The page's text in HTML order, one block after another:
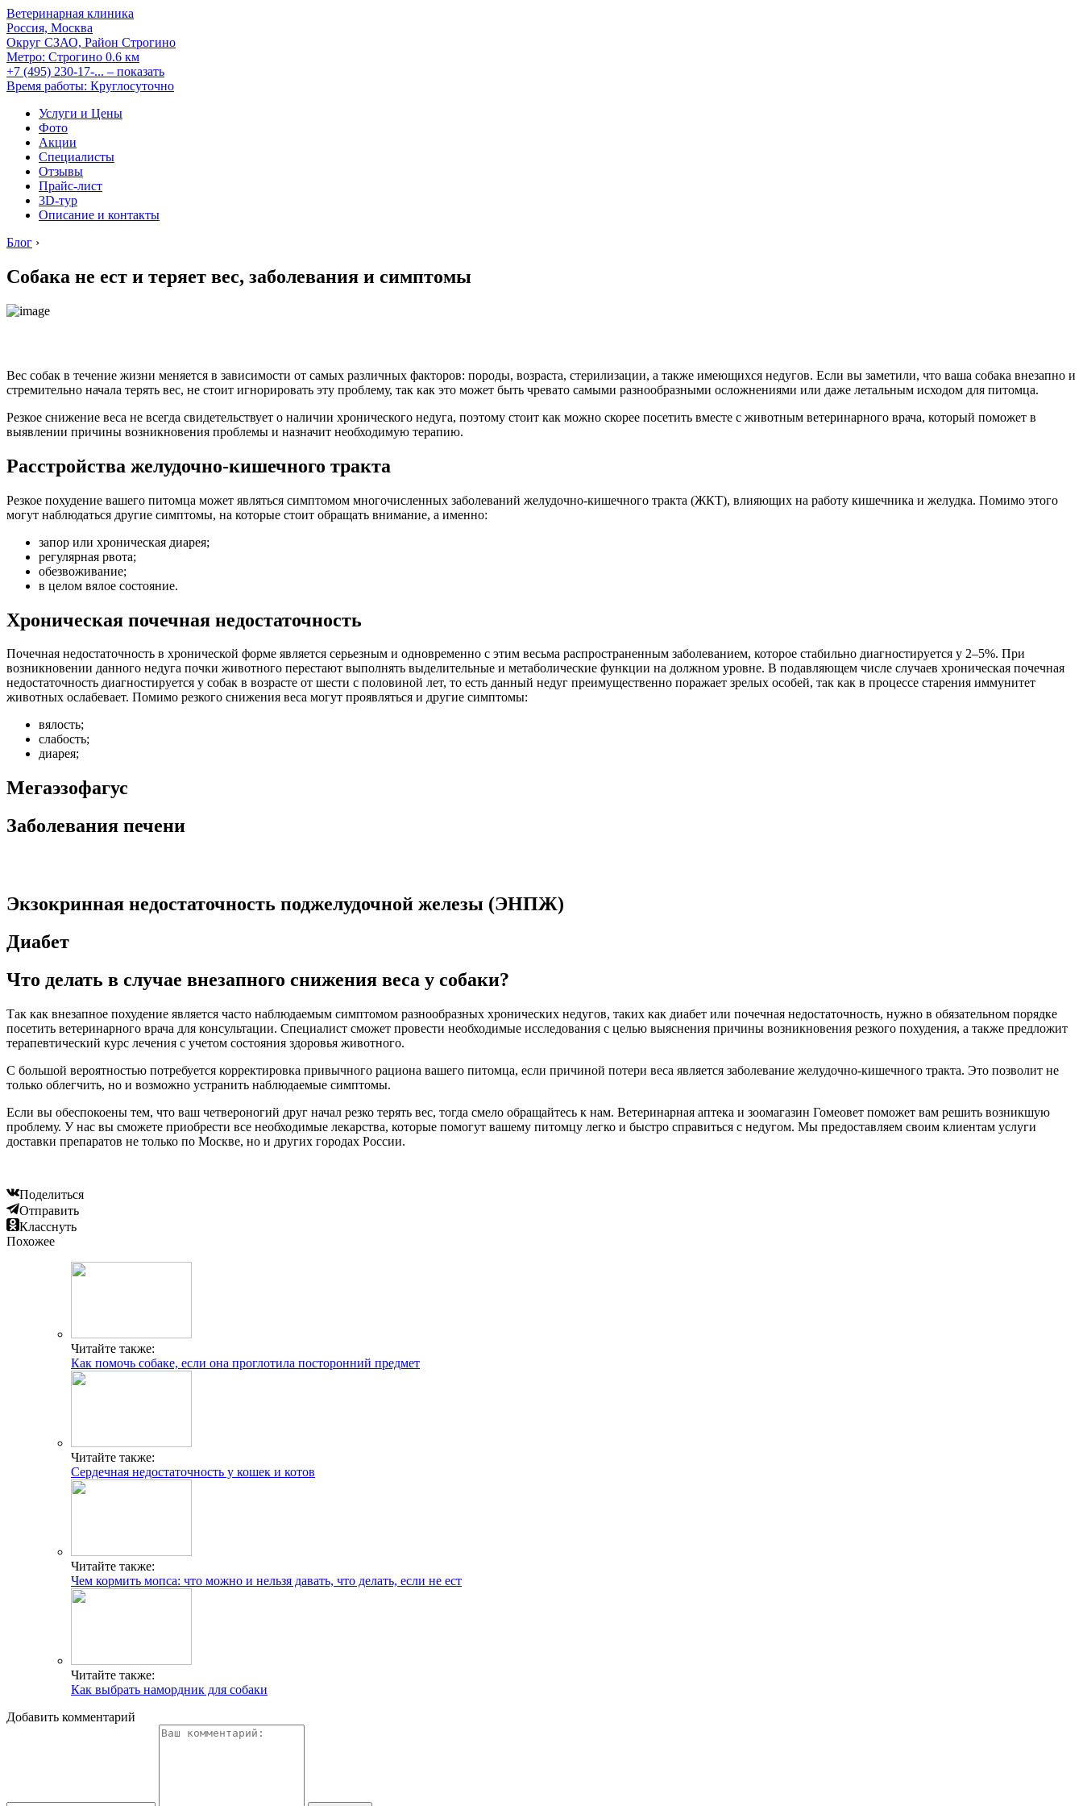
Ветеринарная клиника
Россия, Москва
Округ СЗАО, Район Строгино
Метро: Строгино 0.6 км
+7 (495) 230-17-... – показать
Время работы: Круглосуточно
Услуги и Цены
Фото
Акции
Специалисты
Отзывы
Прайс-лист
3D-тур
Описание и контакты
Блог ›
Собака не ест и теряет вес, заболевания и симптомы
Вес собак в течение жизни меняется в зависимости от самых различных факторов: породы, возраста, стерилизации, а также имеющихся недугов. Если вы заметили, что ваша собака внезапно и
стремительно начала терять вес, не стоит игнорировать эту проблему, так как это может быть чревато самыми разнообразными осложнениями или даже летальным исходом для питомца.
Резкое снижение веса не всегда свидетельствует о наличии хронического недуга, поэтому стоит как можно скорее посетить вместе с животным ветеринарного врача, который поможет в
выявлении причины возникновения проблемы и назначит необходимую терапию.
Расстройства желудочно-кишечного тракта
Резкое похудение вашего питомца может являться симптомом многочисленных заболеваний желудочно-кишечного тракта (ЖКТ), влияющих на работу кишечника и желудка. Помимо этого
могут наблюдаться другие симптомы, на которые стоит обращать внимание, а именно:
запор или хроническая диарея;
регулярная рвота;
обезвоживание;
в целом вялое состояние.
Хроническая почечная недостаточность
Почечная недостаточность в хронической форме является серьезным и одновременно с этим весьма распространенным заболеванием, которое стабильно диагностируется у 2–5%. При
возникновении данного недуга почки животного перестают выполнять выделительные и метаболические функции на должном уровне. В подавляющем числе случаев хроническая почечная
недостаточность диагностируется у собак в возрасте от шести с половиной лет, то есть данный недуг преимущественно поражает зрелых особей, так как в процессе старения иммунитет
животных ослабевает. Помимо резкого снижения веса могут проявляться и другие симптомы:
вялость;
слабость;
диарея;
Мегаэзофагус
Заболевания печени
Экзокринная недостаточность поджелудочной железы (ЭНПЖ)
Диабет
Что делать в случае внезапного снижения веса у собаки?
Так как внезапное похудение является часто наблюдаемым симптомом разнообразных хронических недугов, таких как диабет или почечная недостаточность, нужно в обязательном порядке
посетить ветеринарного врача для консультации. Специалист сможет провести необходимые исследования с целью выяснения причины возникновения резкого похудения, а также предложит
терапевтический курс лечения с учетом состояния здоровья животного.
С большой вероятностью потребуется корректировка привычного рациона вашего питомца, если причиной потери веса является заболевание желудочно-кишечного тракта. Это позволит не
только облегчить, но и возможно устранить наблюдаемые симптомы.
Если вы обеспокоены тем, что ваш четвероногий друг начал резко терять вес, тогда смело обращайтесь к нам. Ветеринарная аптека и зоомагазин Гомеовет поможет вам решить возникшую
проблему. У нас вы сможете приобрести все необходимые лекарства, которые помогут вашему питомцу легко и быстро справиться с недугом. Мы предоставляем своим клиентам услуги
доставки препаратов не только по Москве, но и других городах России.
Поделиться
Отправить
Класснуть
Похожее
Читайте также:
Как помочь собаке, если она проглотила посторонний предмет
Читайте также:
Сердечная недостаточность у кошек и котов
Читайте также:
Чем кормить мопса: что можно и нельзя давать, что делать, если не ест
Читайте также:
Как выбрать намордник для собаки
Добавить комментарий